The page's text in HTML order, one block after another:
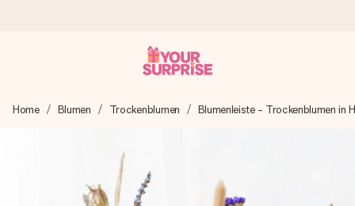
Wir bereiten dein Geschenk sorgfältig vor und schicken es
Home Blumen Trockenblumen Blumenleiste - Trockenblumen in